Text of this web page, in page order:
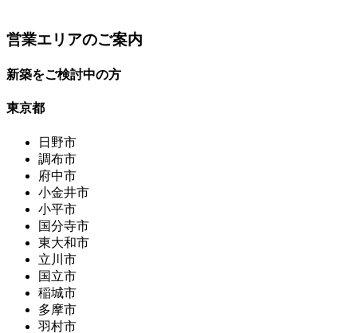
営業エリアのご案内
新築をご検討中の方
東京都
日野市
調布市
府中市
小金井市
小平市
国分寺市
東大和市
立川市
国立市
稲城市
多摩市
羽村市